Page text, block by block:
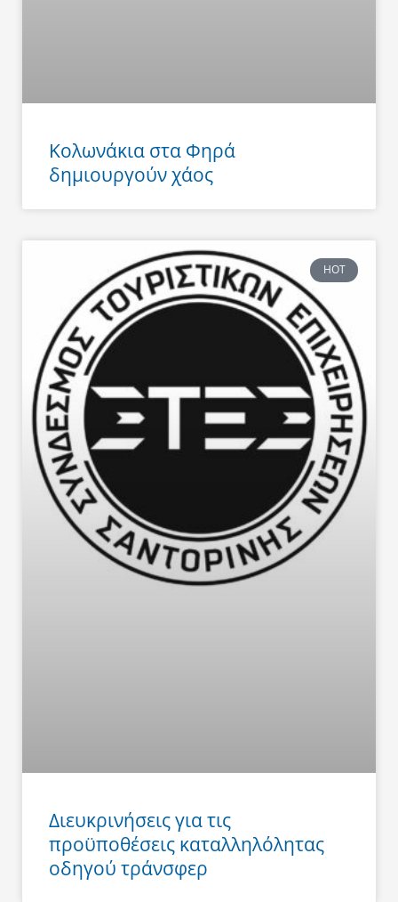
Κολωνάκια στα Φηρά
δημιουργούν χάος
HOT
Διευκρινήσεις για τις
προϋποθέσεις καταλληλόλητας
οδηγού τράνσφερ